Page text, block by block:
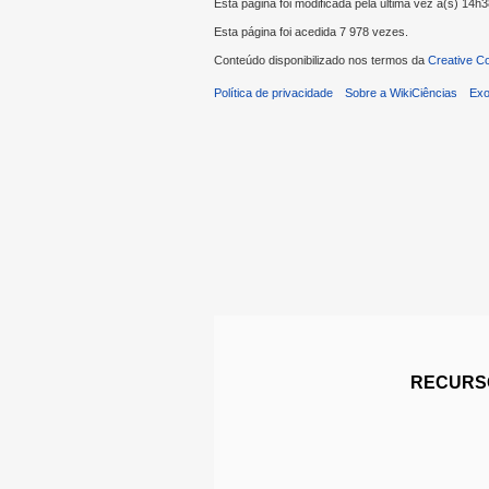
Esta página foi modificada pela última vez à(s)
Esta página foi acedida 7 978 vezes.
Conteúdo disponibilizado nos termos da Creative
Política de privacidade Sobre a WikiCiências